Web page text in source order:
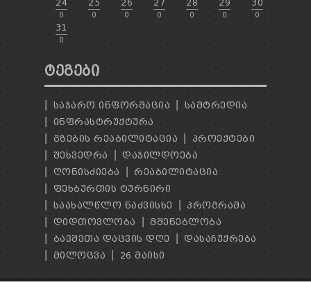
24
0
25
0
26
0
27
0
28
0
29
0
30
0
31
0
ᲢᲔᲒᲔᲑᲘ
ᲡᲐᲯᲐᲠᲝ ᲘᲜᲤᲝᲠᲛᲐᲪᲘᲐ
ᲡᲐᲛᲢᲠᲔᲓᲘᲐ
ᲘᲜᲤᲠᲐᲡᲢᲠᲣᲥᲢᲣᲠᲐ
ᲒᲖᲔᲑᲘᲡ ᲠᲔᲐᲑᲘᲚᲘᲢᲐᲪᲘᲐ
ᲞᲠᲝᲔᲥᲢᲔᲑᲘ
ᲨᲔᲮᲕᲔᲓᲠᲐ
ᲓᲐᲯᲘᲚᲓᲝᲔᲑᲐ
ᲦᲝᲜᲘᲡᲫᲘᲔᲑᲐ
ᲠᲔᲐᲑᲘᲚᲘᲢᲐᲪᲘᲐ
ᲤᲔᲮᲑᲣᲠᲗᲘᲡ ᲢᲣᲠᲜᲘᲠᲘ
ᲡᲐᲐᲮᲐᲚᲬᲚᲝ ᲜᲐᲫᲕᲘᲡᲮᲔ
ᲞᲠᲝᲒᲠᲐᲛᲐ
ᲓᲘᲓᲗᲝᲕᲚᲝᲑᲐ
ᲛᲨᲔᲜᲔᲑᲚᲝᲑᲐ
ᲑᲐᲕᲨᲕᲗᲐ ᲓᲐᲪᲕᲘᲡ ᲓᲦᲔ
ᲓᲐᲡᲐᲩᲣᲥᲠᲔᲑᲐ
ᲛᲘᲚᲝᲪᲕᲐ
26 ᲛᲐᲘᲡᲘ